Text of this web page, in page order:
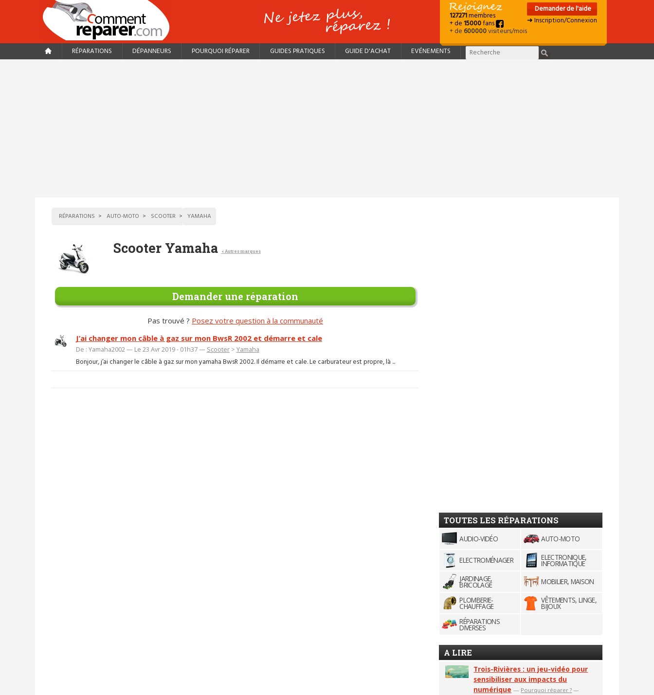
127271membres
+ de15000fans
+ de600000visiteurs/mois
Demander de l'aide
➜ Inscription/Connexion
RÉPARATIONS DÉPANNEURS POURQUOI RÉPARER GUIDES PRATIQUES GUIDE D'ACHAT EVÉNEMENTS
RÉPARATIONS AUTO-MOTO SCOOTER YAMAHA
Scooter Yamaha < Autres marques
Demander une réparation
Pas trouvé ? Posez votre question à la communauté
J’ai changer mon câble à gaz sur mon BwsR 2002 et démarre et cale
De : Yamaha2002 — Le 23 Avr 2019 - 01h37 — Scooter> Yamaha
Bonjour, j’ai changer le câble à gaz sur mon yamaha BwsR 2002. Il démarre et cale. Le carburateur est propre, là ...
TOUTES LES RÉPARATIONS
AUDIO-VIDÉO AUTO-MOTO
ELECTROMÉNAGER ELECTRONIQUE,
INFORMATIQUE
JARDINAGE,
BRICOLAGE
MOBILIER, MAISON
PLOMBERIE-
CHAUFFAGE
VÊTEMENTS, LINGE,
BIJOUX
RÉPARATIONS
DIVERSES
A LIRE
Trois-Rivières : un jeu-vidéo pour
sensibiliser aux impacts du
numérique — Pourquoi réparer ? —